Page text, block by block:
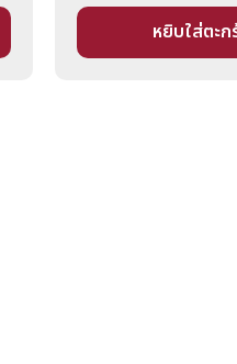
หยิบใส่ตะก